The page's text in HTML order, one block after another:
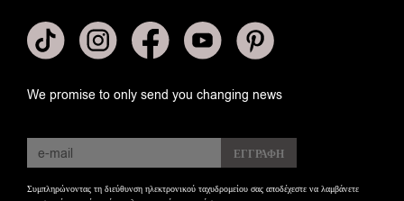
We promise to only send you changing news
Συμπληρώνοντας τη διεύθυνση ηλεκτρονικού ταχυδρομείου σας αποδέχεστε να λαμβάνετε